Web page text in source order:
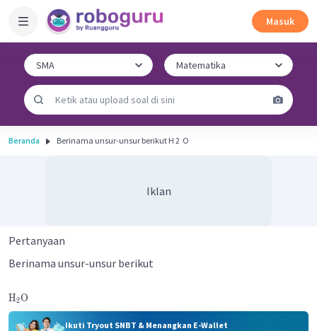
Masuk
Beranda Berinama unsur-unsur berikut H 2 ​ O
Iklan
Pertanyaan
Berinama unsur-unsur berikut
H2O
Ikuti Tryout SNBT & Menangkan E-Wallet